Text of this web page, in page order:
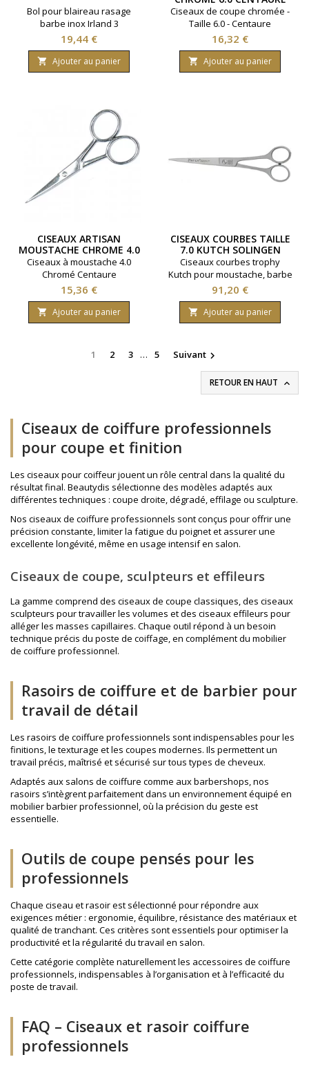
Bol pour blaireau rasage
barbe inox Irland 3
Prix
19,44 €
 Ajouter au panier
SIZE 6.0
Ciseaux de coupe chromée -
Taille 6.0 - Centaure
Prix
16,32 €
 Ajouter au panier
CISEAUX ARTISAN
MOUSTACHE CHROME 4.0
CENTAURE
Ciseaux à moustache 4.0
Chromé Centaure
Prix
15,36 €
 Ajouter au panier
CISEAUX COURBES TAILLE
7.0 KUTCH SOLINGEN
INOX
Ciseaux courbes trophy
Kutch pour moustache, barbe
et contour d'oreille - Taille 7.0
Prix
91,20 €
 Ajouter au panier
1 2 3 … 5 Suivant
RETOUR EN HAUT 
Ciseaux de coiffure professionnels
pour coupe et finition
Les ciseaux pour coiffeur jouent un rôle central dans la qualité du
résultat final. Beautydis sélectionne des modèles adaptés aux
différentes techniques : coupe droite, dégradé, effilage ou sculpture.
Nos ciseaux de coiffure professionnels sont conçus pour offrir une
précision constante, limiter la fatigue du poignet et assurer une
excellente longévité, même en usage intensif en salon.
Ciseaux de coupe, sculpteurs et effileurs
La gamme comprend des ciseaux de coupe classiques, des ciseaux
sculpteurs pour travailler les volumes et des ciseaux effileurs pour
alléger les masses capillaires. Chaque outil répond à un besoin
technique précis du poste de coiffage, en complément du mobilier
de coiffure professionnel.
Rasoirs de coiffure et de barbier pour
travail de détail
Les rasoirs de coiffure professionnels sont indispensables pour les
finitions, le texturage et les coupes modernes. Ils permettent un
travail précis, maîtrisé et sécurisé sur tous types de cheveux.
Adaptés aux salons de coiffure comme aux barbershops, nos
rasoirs s’intègrent parfaitement dans un environnement équipé en
mobilier barbier professionnel, où la précision du geste est
essentielle.
Outils de coupe pensés pour les
professionnels
Chaque ciseau et rasoir est sélectionné pour répondre aux
exigences métier : ergonomie, équilibre, résistance des matériaux et
qualité de tranchant. Ces critères sont essentiels pour optimiser la
productivité et la régularité du travail en salon.
Cette catégorie complète naturellement les accessoires de coiffure
professionnels, indispensables à l’organisation et à l’efficacité du
poste de travail.
FAQ – Ciseaux et rasoir coiffure
professionnels